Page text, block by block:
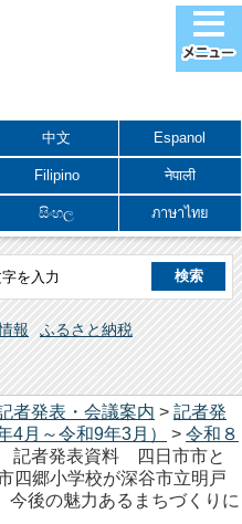
中文 Espanol
Filipino नेपाली
සිංහල ภาษาไทย
報
ふるさと納税
者発表・会議案内 > 記者発
4月～令和9年3月） > 令和８
記者発表資料 四日市市と
四郷小学校が深谷市立明戸
今後の魅力あるまちづくりに